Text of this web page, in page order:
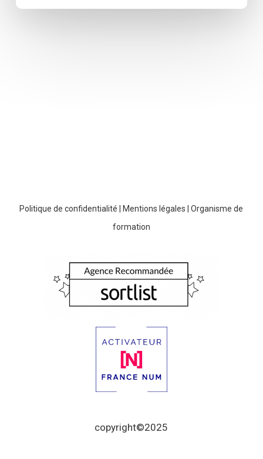
Politique de confidentialité Mentions légales |Organisme de
formation
copyright©2025